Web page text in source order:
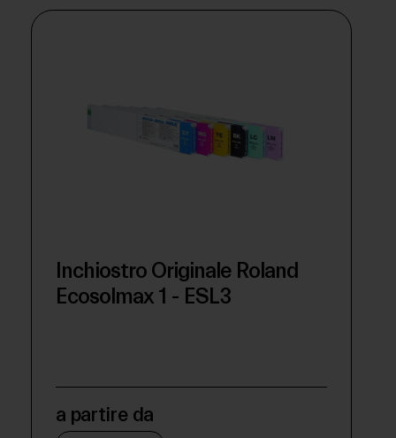
Inchiostro Originale Roland
Ecosolmax 1 - ESL3
a partire da